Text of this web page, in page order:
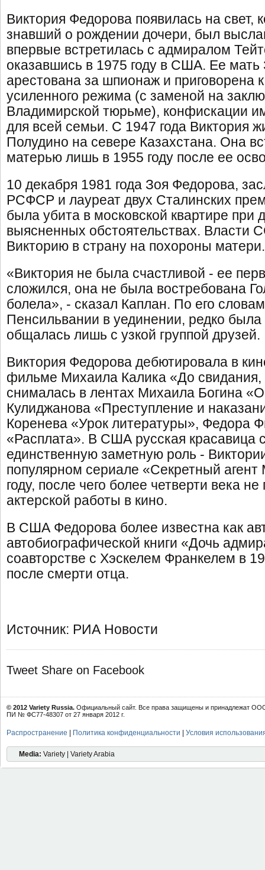
Виктория Федорова появилась на свет,
знавший о рождении дочери, был
впервые встретилась с адмиралом
оказавшись в 1975 году в США. Ее
арестована за шпионаж и приговорена
усиленного режима (с заменой на
Владимирской тюрьме), конфискации
для всей семьи. С 1947 года Виктория
Полудино на севере Казахстана. Она
матерью лишь в 1955 году после ее
10 декабря 1981 года Зоя Федорова,
РСФСР и лауреат двух Сталинских
была убита в московской квартире при
выясненных обстоятельствах. Власти
Викторию в страну на похороны матери.
«Виктория не была счастливой - ее
сложился, она не была востребована
болела», - сказал Каплан. По его
Пенсильвании в уединении, редко была
общалась лишь с узкой группой друзей.
Виктория Федорова дебютировала в
фильме Михаила Калика «До свидания,
снималась в лентах Михаила Богина
Кулиджанова «Преступление и
Коренева «Урок литературы», Федора
«Расплата». В США русская красавица
единственную заметную роль -
популярном сериале «Секретный агент
году, после чего более четверти века
актерской работы в кино.
В США Федорова более известна как
автобиографической книги «Дочь
соавторстве с Хэскелем Франкелем в
после смерти отца.
Источник: РИА Новости
Tweet Share on Facebook
© 2012 Variety Russia. Официальный сайт. Все права защищены и принадлежат
ПИ № ФС77-48307 от 27 января 2012 г.
Распространение Политика конфиденциальности Условия
Media: Variety | Variety Arabia